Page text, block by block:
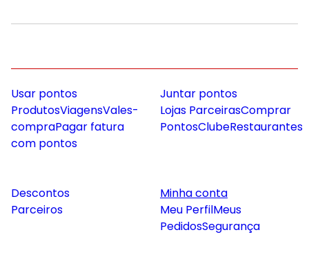
Usar pontos
ProdutosViagensVales-
compraPagar fatura
com pontos
Juntar pontos
Lojas ParceirasComprar
PontosClubeRestaurantes
Descontos
Parceiros
Minha conta
Meu PerfilMeus
PedidosSegurança